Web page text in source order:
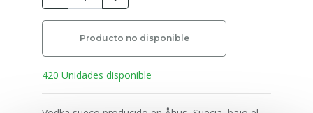
Producto no disponible
420 Unidades disponible